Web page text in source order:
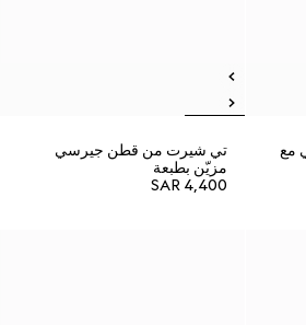
مع
تي شيرت من قطن جيرسي
مزيّن بطبعة
SAR 4,400